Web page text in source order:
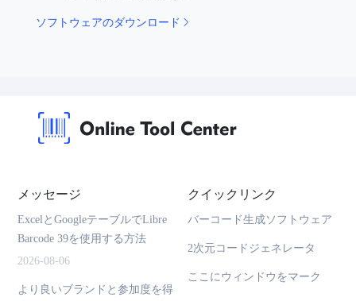
ソフトウェアのダウンロード
メッセージ
ExcelとGoogleテーブルでLibre
Barcode 39を使用する方法
2026-08-06
より良いブランドと参加度を得
クイックリンク
バーコード生成ソフトウェア
2次元コードジェネレータ
ここにウィンドウをマーク